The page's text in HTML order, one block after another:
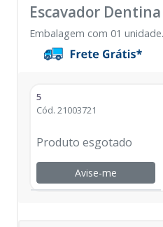
Escavador
Embalagem com 01 unidade.
5
Cód. 21003721
Produto esgotado
Avise-me